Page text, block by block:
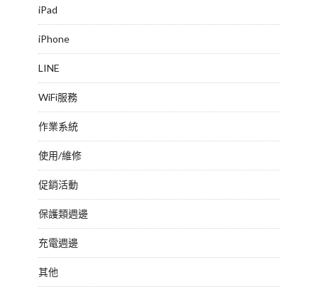
iPad
iPhone
LINE
WiFi服務
作業系統
使用/維修
促銷活動
保護類週邊
充電週邊
其他